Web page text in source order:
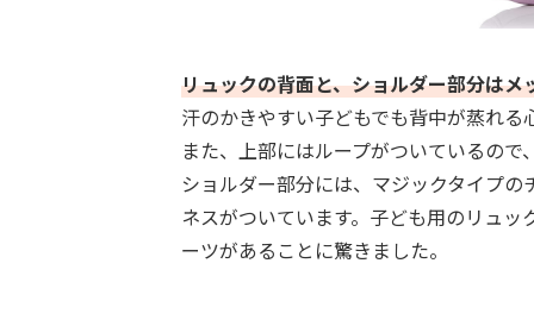
リュックの背面と、ショルダー部分はメ
汗のかきやすい子どもでも背中が蒸れる
また、上部にはループがついているので
ショルダー部分には、マジックタイプ
ネスがついています。子ども用のリュ
ーツがあることに驚きました。